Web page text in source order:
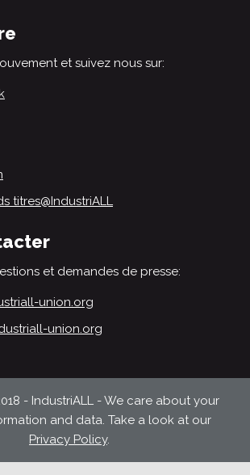
et suivez nous sur:
titres@IndustriALL
et demandes de presse:
union.org
union.org
- IndustriALL - We care about your
and data. Take a look at our
Privacy Policy.